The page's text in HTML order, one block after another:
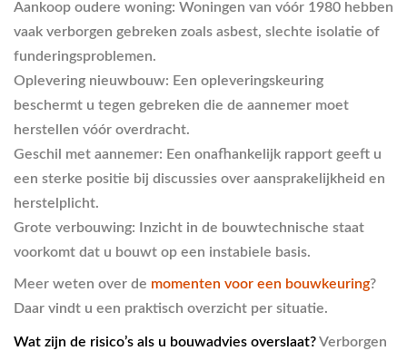
Aankoop oudere woning: Woningen van vóór 1980 hebben
vaak verborgen gebreken zoals asbest, slechte isolatie of
funderingsproblemen.
Oplevering nieuwbouw: Een opleveringskeuring
beschermt u tegen gebreken die de aannemer moet
herstellen vóór overdracht.
Geschil met aannemer: Een onafhankelijk rapport geeft u
een sterke positie bij discussies over aansprakelijkheid en
herstelplicht.
Grote verbouwing: Inzicht in de bouwtechnische staat
voorkomt dat u bouwt op een instabiele basis.
Meer weten over de momenten voor een bouwkeuring?
Daar vindt u een praktisch overzicht per situatie.
Wat zijn de risico’s als u bouwadvies overslaat?Verborgen